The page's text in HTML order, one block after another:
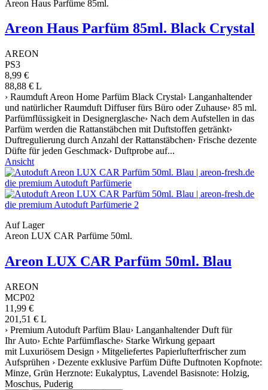
Areon Haus Parfüme 85ml.
Areon Haus Parfüm 85ml. Black Crystal
AREON
PS3
8,99 €
88,88 € L
› Raumduft Areon Home Parfüm Black Crystal› Langanhaltender
und natürlicher Raumduft Diffuser fürs Büro oder Zuhause› 85 ml.
Parfümflüssigkeit in Designerglasche› Nach dem Aufstellen in das
Parfüm werden die Rattanstäbchen mit Duftstoffen getränkt›
Duftregulierung durch Anzahl der Rattanstäbchen› Frische dezente
Düfte für jeden Geschmack› Duftprobe auf...
Ansicht
Auf Lager
Areon LUX CAR Parfüme 50ml.
Areon LUX CAR Parfüm 50ml. Blau
AREON
MCP02
11,99 €
201,51 € L
› Premium Autoduft Parfüm Blau› Langanhaltender Duft für
Ihr Auto› Echte Parfümflasche› Starke Wirkung gepaart
mit Luxuriösem Design › Mitgeliefertes Papierlufterfrischer zum
Aufsprühen › Dezente exklusive Parfüm Düfte Duftnoten Kopfnote:
Minze, Grün Herznote: Eukalyptus, Lavendel Basisnote: Holzig,
Moschus, Puderig